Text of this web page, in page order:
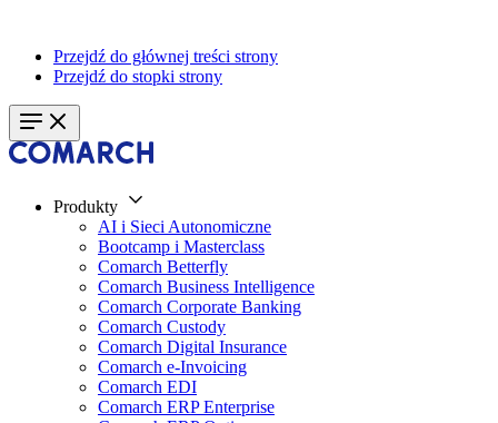
Przejdź do głównej treści strony
Przejdź do stopki strony
Produkty
AI i Sieci Autonomiczne
Bootcamp i Masterclass
Comarch Betterfly
Comarch Business Intelligence
Comarch Corporate Banking
Comarch Custody
Comarch Digital Insurance
Comarch e-Invoicing
Comarch EDI
Comarch ERP Enterprise